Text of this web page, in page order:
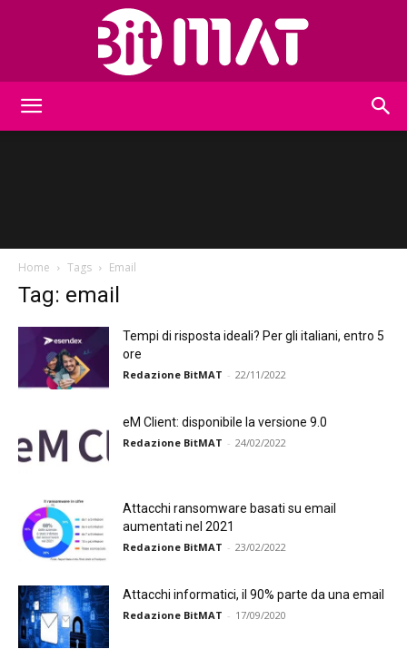
Home Tags Email
Tag: email
Tempi di risposta ideali? Per gli italiani, entro 5
ore
Redazione BitMAT - 22/11/2022
eM Client: disponibile la versione 9.0
Redazione BitMAT - 24/02/2022
Attacchi ransomware basati su email
aumentati nel 2021
Redazione BitMAT - 23/02/2022
Attacchi informatici, il 90% parte da una email
Redazione BitMAT - 17/09/2020